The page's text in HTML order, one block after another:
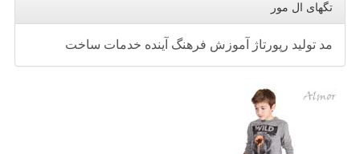
تگهای ال مور
مد تولید رپورتاژ آموزش فرهنگ آینده خدمات ساخت